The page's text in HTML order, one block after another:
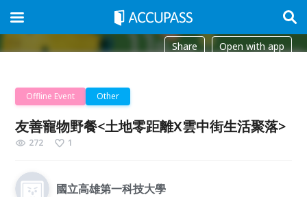
Share Open with app
Offline Event Other
友善寵物野餐<土地零距離X雲中街生活聚落>
272 1
國立高雄第一科技大學